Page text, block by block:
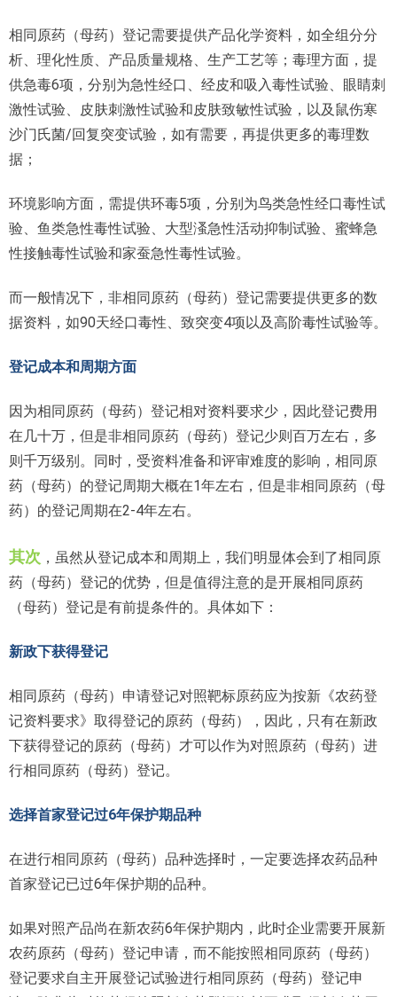
相同原药（母药）登记需要提供产品化学资料，如全组分分
析、理化性质、产品质量规格、生产工艺等；毒理方面，提
供急毒6项，分别为急性经口、经皮和吸入毒性试验、眼睛刺
激性试验、皮肤刺激性试验和皮肤致敏性试验，以及鼠伤寒
沙门氏菌/回复突变试验，如有需要，再提供更多的毒理数
据；
环境影响方面，需提供环毒5项，分别为鸟类急性经口毒性试
验、鱼类急性毒性试验、大型溞急性活动抑制试验、蜜蜂急
性接触毒性试验和家蚕急性毒性试验。
而一般情况下，非相同原药（母药）登记需要提供更多的数
据资料，如90天经口毒性、致突变4项以及高阶毒性试验等。
登记成本和周期方面
因为相同原药（母药）登记相对资料要求少，因此登记费用
在几十万，但是非相同原药（母药）登记少则百万左右，多
则千万级别。同时，受资料准备和评审难度的影响，相同原
药（母药）的登记周期大概在1年左右，但是非相同原药（母
药）的登记周期在2-4年左右。
其次 ，虽然从登记成本和周期上，我们明显体会到了相同原
药（母药）登记的优势，但是值得注意的是开展相同原药
（母药）登记是有前提条件的。具体如下：
新政下获得登记
相同原药（母药）申请登记对照靶标原药应为按新《农药登
记资料要求》取得登记的原药（母药），因此，只有在新政
下获得登记的原药（母药）才可以作为对照原药（母药）进
行相同原药（母药）登记。
选择首家登记过6年保护期品种
在进行相同原药（母药）品种选择时，一定要选择农药品种
首家登记已过6年保护期的品种。
如果对照产品尚在新农药6年保护期内，此时企业需要开展新
农药原药（母药）登记申请，而不能按照相同原药（母药）
登记要求自主开展登记试验进行相同原药（母药）登记申